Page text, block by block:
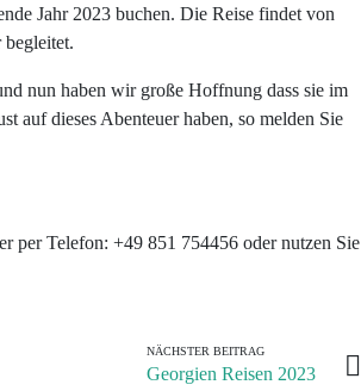
Jahr 2023 buchen. Die Reise findet von
nun haben wir große Hoffnung dass sie im
auf dieses Abenteuer haben, so melden Sie
per Telefon: +49 851 754456 oder nutzen Sie
NÄCHSTER BEITRAG
Georgien Reisen 2023